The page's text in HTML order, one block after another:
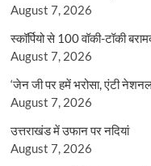
August 7, 2026
स्कॉर्पियो से 100 वॉकी-टॉकी
August 7, 2026
‘जेन जी पर हमें भरोसा, एंटी
August 7, 2026
उत्तराखंड में उफान पर नदियां
August 7, 2026